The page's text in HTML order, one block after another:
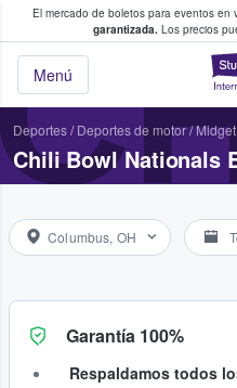
El mercado de boletos para eventos en
garantizada. Los precios
Menú
fans compran y
Deportes/ Deportes de motor/
Chili Bowl Nationals
Columbus, OH
Garantía 100%
Respaldamos todos